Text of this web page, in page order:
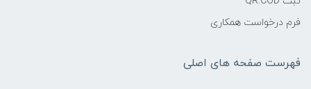
فرم درخواست همکاری
فهرست صفحه های اصلی